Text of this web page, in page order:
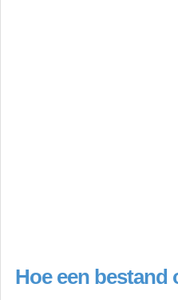
Hoe een bestand